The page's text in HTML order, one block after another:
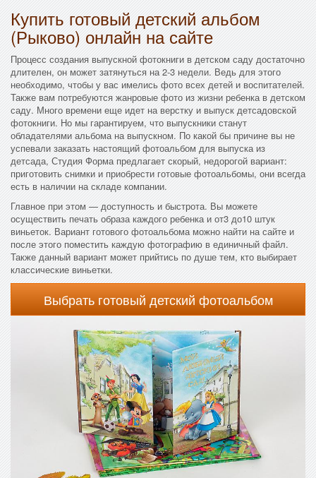
Купить готовый детский альбом
(Рыково) онлайн на сайте
Процесс создания выпускной фотокниги в детском саду достаточно
длителен, он может затянуться на 2-3 недели. Ведь для этого
необходимо, чтобы у вас имелись фото всех детей и воспитателей.
Также вам потребуются жанровые фото из жизни ребенка в детском
саду. Много времени еще идет на верстку и выпуск детсадовской
фотокниги. Но мы гарантируем, что выпускники станут
обладателями альбома на выпускном. По какой бы причине вы не
успевали заказать настоящий фотоальбом для выпуска из
детсада, Студия Форма предлагает скорый, недорогой вариант:
приготовить снимки и приобрести готовые фотоальбомы, они всегда
есть в наличии на складе компании.
Главное при этом — доступность и быстрота. Вы можете
осуществить печать образа каждого ребенка и от3 до10 штук
виньеток. Вариант готового фотоальбома можно найти на сайте и
после этого поместить каждую фотографию в единичный файл.
Также данный вариант может прийтись по душе тем, кто выбирает
классические виньетки.
Выбрать готовый детский фотоальбом